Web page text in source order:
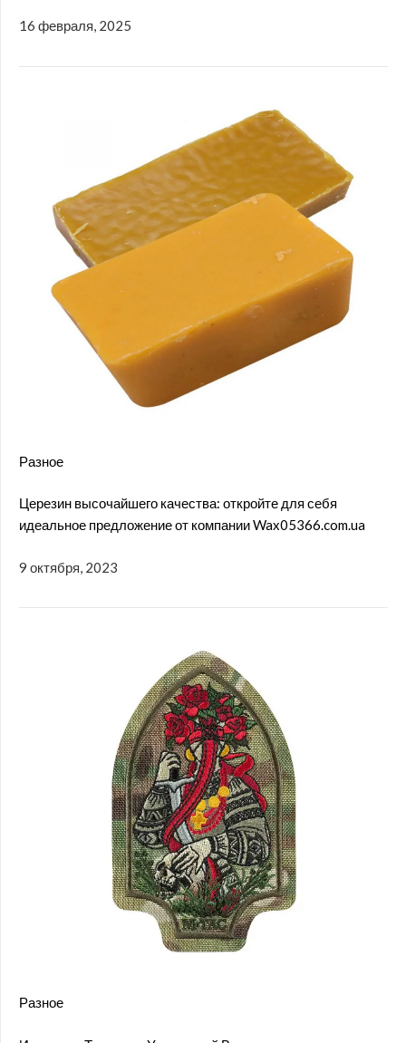
16 февраля, 2025
Разное
Церезин высочайшего качества: откройте для себя
идеальное предложение от компании Wax05366.com.ua
9 октября, 2023
Разное